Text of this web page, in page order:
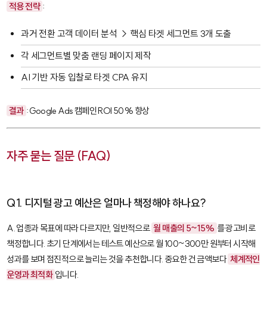
적용 전략 :
과거 전환 고객 데이터 분석 → 핵심 타겟 세그먼트 3개 도출
각 세그먼트별 맞춤 랜딩 페이지 제작
AI 기반 자동 입찰로 타겟 CPA 유지
결과 : Google Ads 캠페인 ROI 50% 향상
자주 묻는 질문 (FAQ)
Q1. 디지털 광고 예산은 얼마나 책정해야 하나요?
A. 업종과 목표에 따라 다르지만, 일반적으로 월 매출의 5~15% 를 광고비로
책정합니다. 초기 단계에서는 테스트 예산으로 월 100~300만 원부터 시작해
성과를 보며 점진적으로 늘리는 것을 추천합니다. 중요한 건 금액보다 체계적인
운영과 최적화 입니다.